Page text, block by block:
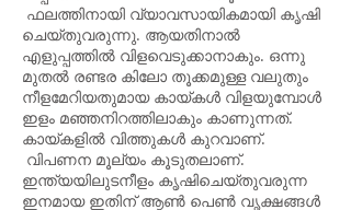
ഫലത്തിനായി വ്യാവസായികമായി കൃഷി
ചെയ്തുവരുന്നു. ആയതിനാൽ
എളുപ്പത്തിൽ വിളവെടുക്കാ‍നാ‍കും. ഒന്നു
മുതൽ രണ്ടര കിലോ തൂക്കമുള്ള വലുതും
നീളമേറിയതുമായ കായ്കൾ വിളയുമ്പോൾ
ഇളം മഞ്ഞനിറത്തിലാകും കാണുന്നത്.
കായ്കളിൽ വിത്തുകൾ കുറവാണ്.
വിപണന മൂല്യം കൂടുതലാണ്.
ഇന്ത്യയിലുടനീളം കൃഷിചെയ്തുവരുന്ന
ഇനമായ ഇതിന് ആൺ പെൺ വൃക്ഷങ്ങൾ